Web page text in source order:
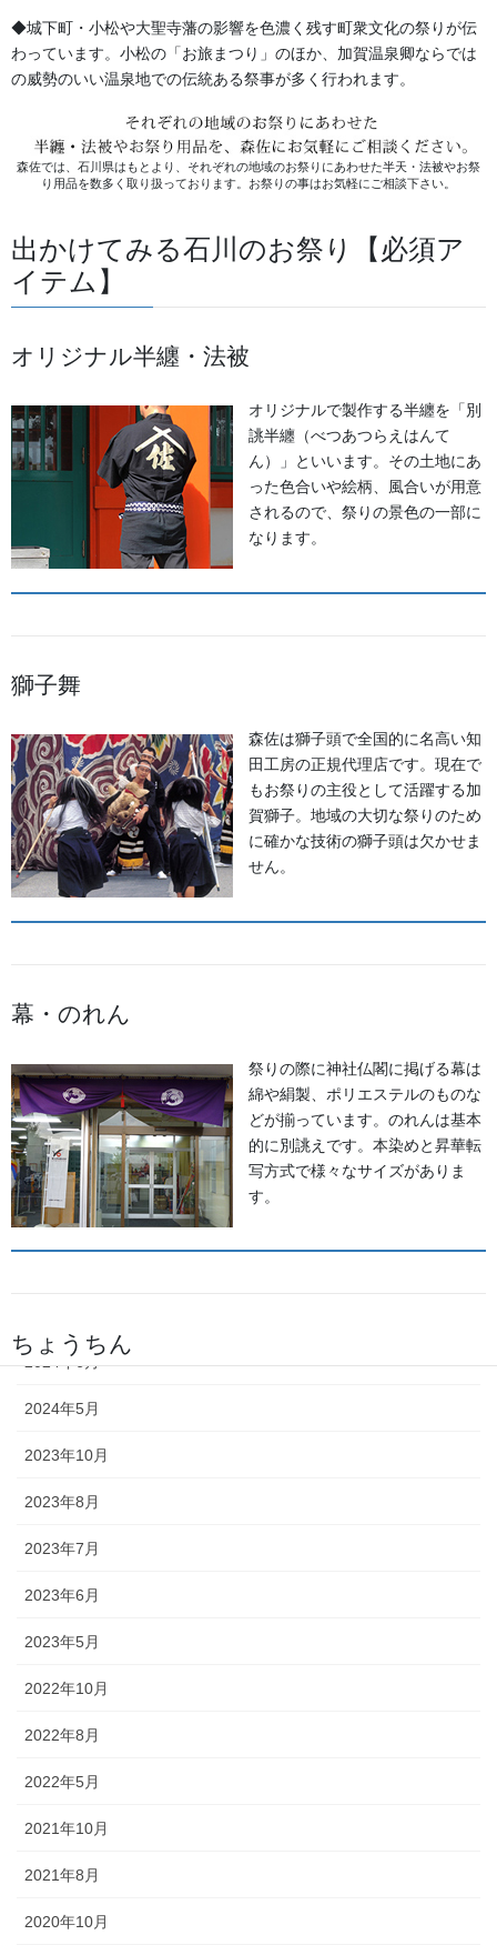
お祭備品と豆知識
次の記事
なぜ、獅子と牡丹の組み合わせ
2025/05/30
よもやま話
法被・はっぴ・はんてん・印半纏
お祭備品と豆知識
獅子舞・衣裳・別仕立・小物
お祭用品・品目
祭り前掛け・けんたい・胸当て
幕・のぼり
足袋,腹掛・股引、手拭
お知らせ
2026年8月
2026年2月
2025年7月
2025年6月
2025年5月
2024年6月
2024年5月
2023年10月
2023年8月
2023年7月
2023年6月
2023年5月
2022年10月
2022年8月
2022年5月
2021年10月
2021年8月
2020年10月
◆城下町・小松や大聖寺藩の影響を色濃く残す町衆文化の祭りが伝
わっています。小松の「お旅まつり」のほか、加賀温泉卿ならでは
の威勢のいい温泉地での伝統ある祭事が多く行われます。
森佐では、石川県はもとより、それぞれの地域のお祭りにあわせた半天・法被やお祭
り用品を数多く取り扱っております。お祭りの事はお気軽にご相談下さい。
出かけてみる石川のお祭り【必須ア
イテム】
オリジナル半纏・法被
オリジナルで製作する半纏を「別
誂半纏（べつあつらえはんて
ん）」といいます。その土地にあ
った色合いや絵柄、風合いが用意
されるので、祭りの景色の一部に
なります。
獅子舞
森佐は獅子頭で全国的に名高い知
田工房の正規代理店です。現在で
もお祭りの主役として活躍する加
賀獅子。地域の大切な祭りのため
に確かな技術の獅子頭は欠かせま
せん。
幕・のれん
祭りの際に神社仏閣に掲げる幕は
綿や絹製、ポリエステルのものな
どが揃っています。のれんは基本
的に別誂えです。本染めと昇華転
写方式で様々なサイズがありま
す。
ちょうちん